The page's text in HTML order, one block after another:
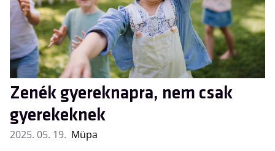
Zenék gyereknapra, nem csak
gyerekeknek
2025. 05. 19. Müpa